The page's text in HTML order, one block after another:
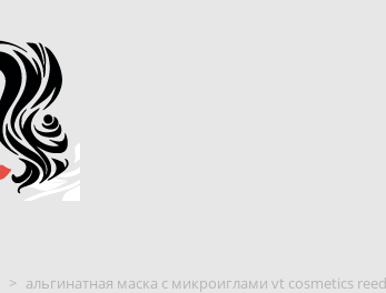
> альгинатная маска с микроиглами vt cosmetics